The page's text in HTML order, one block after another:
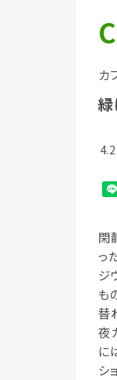
カ
4.2
閑
っ
ジ
も
替
夜
に
シ